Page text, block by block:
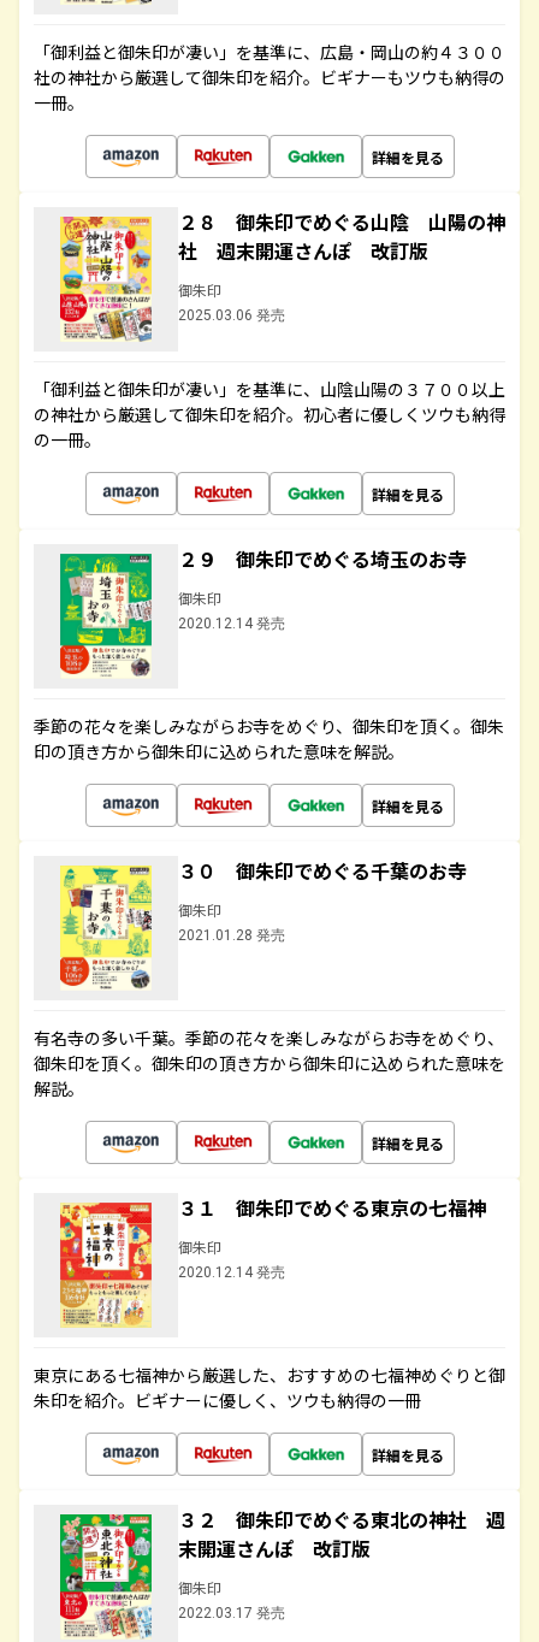
「御利益と御朱印が凄い」を基準に、広島・岡山の約４３００
社の神社から厳選して御朱印を紹介。ビギナーもツウも納得の
一冊。
詳細を見る
２８ 御朱印でめぐる山陰 山陽の神
社 週末開運さんぽ 改訂版
御朱印
2025.03.06 発売
「御利益と御朱印が凄い」を基準に、山陰山陽の３７００以上
の神社から厳選して御朱印を紹介。初心者に優しくツウも納得
の一冊。
詳細を見る
２９ 御朱印でめぐる埼玉のお寺
御朱印
2020.12.14 発売
季節の花々を楽しみながらお寺をめぐり、御朱印を頂く。御朱
印の頂き方から御朱印に込められた意味を解説。
詳細を見る
３０ 御朱印でめぐる千葉のお寺
御朱印
2021.01.28 発売
有名寺の多い千葉。季節の花々を楽しみながらお寺をめぐり、
御朱印を頂く。御朱印の頂き方から御朱印に込められた意味を
解説。
詳細を見る
３１ 御朱印でめぐる東京の七福神
御朱印
2020.12.14 発売
東京にある七福神から厳選した、おすすめの七福神めぐりと御
朱印を紹介。ビギナーに優しく、ツウも納得の一冊
詳細を見る
３２ 御朱印でめぐる東北の神社 週
末開運さんぽ 改訂版
御朱印
2022.03.17 発売